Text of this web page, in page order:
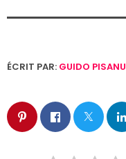
ÉCRIT PAR: GUIDO PISANU